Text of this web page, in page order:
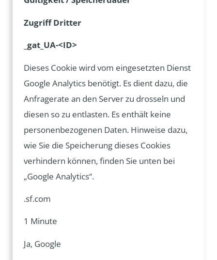
Zugriff Dritter
_gat_UA-<ID>
Dieses Cookie wird vom eingesetzten Dienst
Google Analytics benötigt. Es dient dazu, die
Anfragerate an den Server zu drosseln und
diesen so zu entlasten. Es enthält keine
personenbezogenen Daten. Hinweise dazu,
wie Sie die Speicherung dieses Cookies
verhindern können, finden Sie unten bei
„Google Analytics“.
.sf.com
1 Minute
Ja, Google